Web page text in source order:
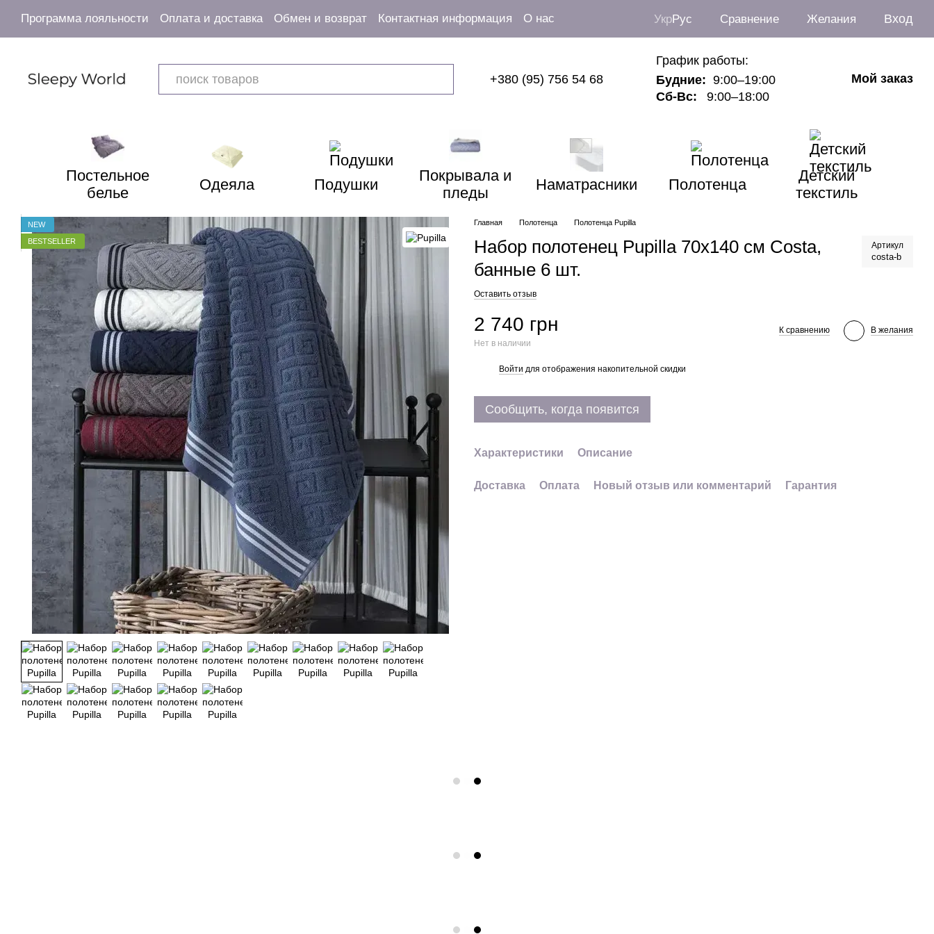
Программа лояльности Оплата и доставка Обмен и возврат Контактная информация
О нас
Пользовательское соглашение
УкрРус Сравнение Желания Вход
+380 (95) 756 54 68
График работы:
Будние: 9:00–19:00
Сб-Вс:
9:00–18:00
Мой заказ
Постельное
белье
Одеяла Подушки
Покрывала и
пледы
Наматрасники Полотенца
Детский
текстиль
NEW
BESTSELLER
Главная Полотенца Полотенца Pupilla
Набор полотенец Pupilla 70х140 см Costa,
банные 6 шт.
Артикул
costa-b
Оставить отзыв
2 740 грн
Нет в наличии
К сравнению В желания
Войти для отображения накопительной скидки
Сообщить, когда появится
Характеристики Описание
Доставка Оплата Новый отзыв или комментарий Гарантия